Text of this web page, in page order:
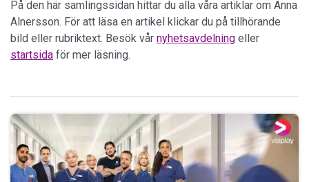
På den här samlingssidan hittar du alla våra artiklar om Anna
Alnersson. För att läsa en artikel klickar du på tillhörande
bild eller rubriktext. Besök vår nyhetsavdelning eller
startsida för mer läsning.